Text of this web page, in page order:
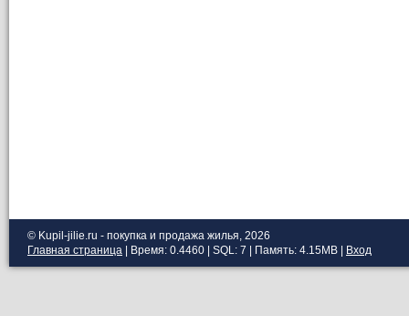
© Kupil-jilie.ru - покупка и продажа жилья, 2026
Главная страница | Время: 0.4460 | SQL: 7 | Память: 4.15MB Вход